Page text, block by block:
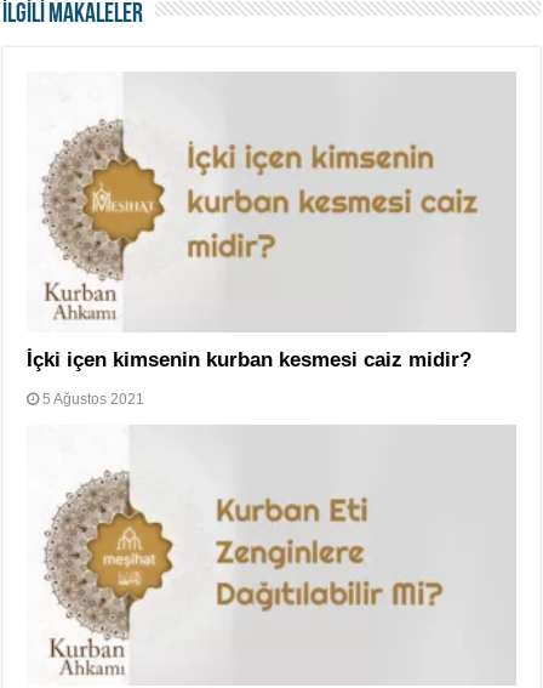
İLGİLİ MAKALELER
İçki içen kimsenin kurban kesmesi caiz midir?
5 Ağustos 2021